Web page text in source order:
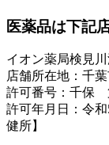
医薬品は下記
イオン薬局検見
店舗所在地：千
許可番号：千
許可年月日：令
健所】